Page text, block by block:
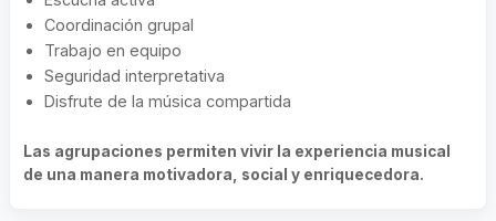
Coordinación grupal
Trabajo en equipo
Seguridad interpretativa
Disfrute de la música compartida
Las agrupaciones permiten vivir la experiencia musical
de una manera motivadora, social y enriquecedora.